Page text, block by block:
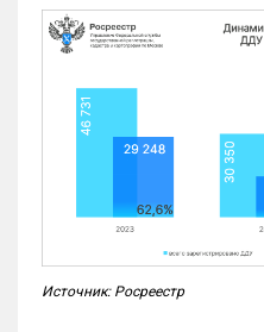
Источник: Росреестр